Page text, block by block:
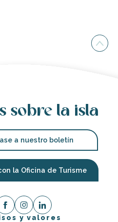
sobre la isla
a nuestro boletín
la Oficina de Turisme
y valores